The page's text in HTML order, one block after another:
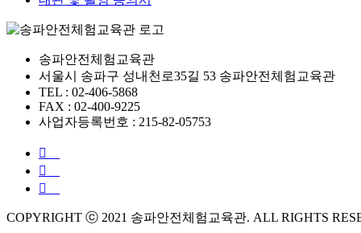
송파안전체험교육관
서울시 송파구 성내천로35길 53 송파안전체험교육관
TEL : 02-406-5868
FAX : 02-400-9225
사업자등록번호 : 215-82-05753
COPYRIGHT ⓒ 2021 송파안전체험교육관. ALL RIGHTS